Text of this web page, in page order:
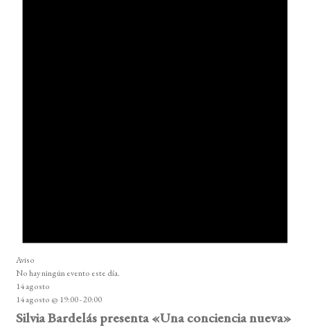
Aviso
No hay ningún evento este día.
14 agosto
14 agosto @ 19:00-20:00
Silvia Bardelás presenta «Una conciencia nueva»